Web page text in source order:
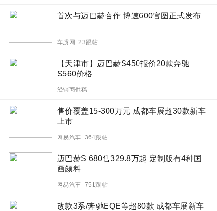
首次与迈巴赫合作 博速600官图正式发布
车质网 23跟帖
【天津市】迈巴赫S450报价20款奔驰
S560价格
经销商供稿
售价覆盖15-300万元 成都车展超30款新车
上市
网易汽车 364跟帖
迈巴赫S 680售329.8万起 定制版有4种国
画颜料
网易汽车 751跟帖
改款3系/奔驰EQE等超80款 成都车展新车